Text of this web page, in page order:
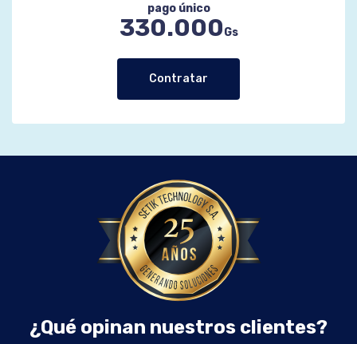
pago único
330.000Gs
Contratar
¿Qué opinan nuestros clientes?